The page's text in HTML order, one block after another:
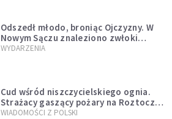
Odszedł młodo, broniąc Ojczyzny. W
Nowym Sączu znaleziono zwłoki
mężczyzny z czasów potopu
WYDARZENIA
Cud wśród niszczycielskiego ognia.
Strażacy gaszący pożary na Roztoczu
opublikowali niezwykłe zdjęcie
WIADOMOŚCI Z POLSKI